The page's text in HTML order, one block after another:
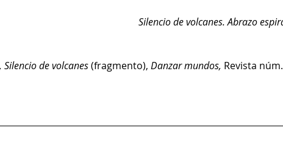
Silencio de volcanes. Abrazo
, Silencio de volcanes (fragmento), Danzar mundos, Revista